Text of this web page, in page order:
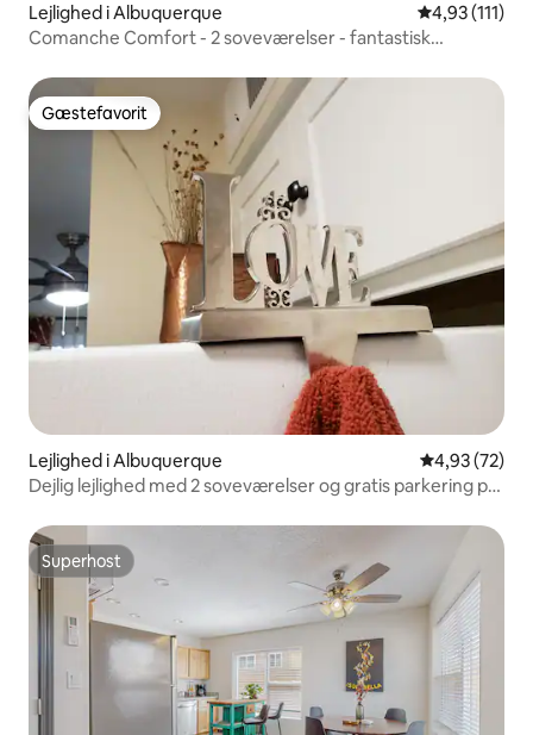
Lejlighed i Albuquerque 4,93 ud af 5 i
4,93 (111)
Comanche Comfort - 2 soveværelser - fantastisk
Gæstefavorit
Gæstefavorit
Lejlighed i Albuquerque 4,93 ud af 5 i
4,93 (72)
Dejlig lejlighed med 2 soveværelser og gratis parkering på
Superhost
Superhost